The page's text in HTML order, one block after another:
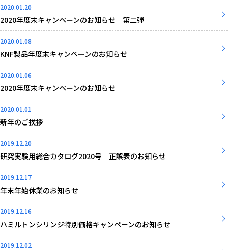
2020.01.20
2020年度末キャンペーンのお知らせ 第二弾
2020.01.08
KNF製品年度末キャンペーンのお知らせ
2020.01.06
2020年度末キャンペーンのお知らせ
2020.01.01
新年のご挨拶
2019.12.20
研究実験用総合カタログ2020号 正誤表のお知らせ
2019.12.17
年末年始休業のお知らせ
2019.12.16
ハミルトンシリンジ特別価格キャンペーンのお知らせ
2019.12.02